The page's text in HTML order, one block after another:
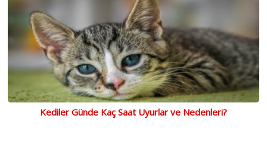
Kediler Günde Kaç Saat Uyurlar ve Nedenleri?